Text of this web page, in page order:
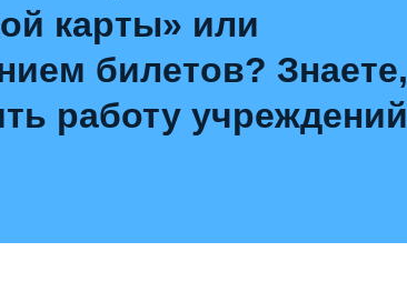
карты» или
билетов? Знаете,
работу учреждений